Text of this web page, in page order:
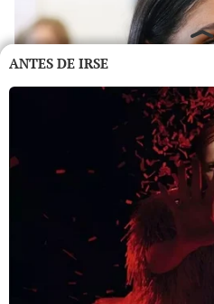
ANTES DE IRSE